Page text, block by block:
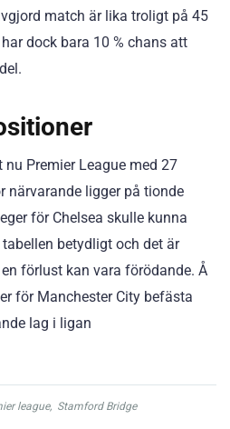
match är lika troligt på 45
dock bara 10 % chans att
Premier League med 27
närvarande ligger på tionde
för Chelsea skulle kunna
betydligt och det är
förlust kan vara förödande. Å
för Manchester City befästa
lag i ligan
league, Stamford Bridge